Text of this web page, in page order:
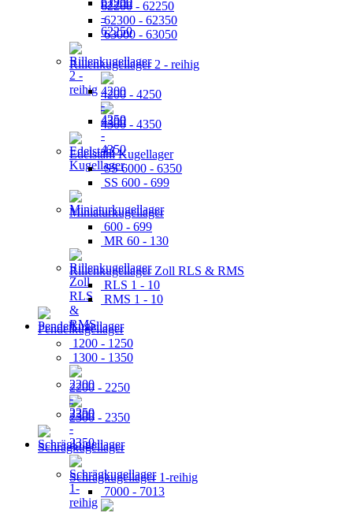
62200 - 62250
62300 - 62350
63000 - 63050
Rillenkugellager 2 - reihig
4200 - 4250
4300 - 4350
Edelstahl Kugellager
SS 6000 - 6350
SS 600 - 699
Miniaturkugellager
600 - 699
MR 60 - 130
Rillenkugellager Zoll RLS & RMS
RLS 1 - 10
RMS 1 - 10
Pendelkugellager
1200 - 1250
1300 - 1350
2200 - 2250
2300 - 2350
Schrägkugellager
Schrägkugellager 1-reihig
7000 - 7013